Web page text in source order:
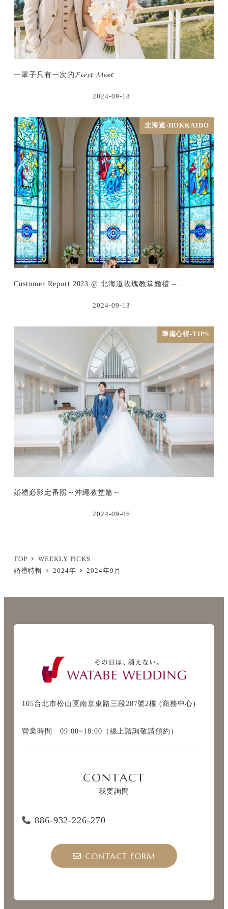
一輩子只有一次的𝓕𝓲𝓻𝓼𝓽 𝓜𝓮𝓮𝓽
2024-09-18
北海道-HOKKAIDO
Customer Report 2023 @ 北海道玫瑰教堂婚禮 –…
2024-09-13
準備心得-TIPS
婚禮必影定番照～沖繩教堂篇～
2024-09-06
TOP
WEEKLY PICKS
婚禮特輯
2024年 2024年9月
105台北市松山區南京東路三段287號2樓 (商務中心)
營業時間 09:00~18:00（線上諮詢敬請預約）
CONTACT
我要詢問
886-932-226-270
CONTACT FORM